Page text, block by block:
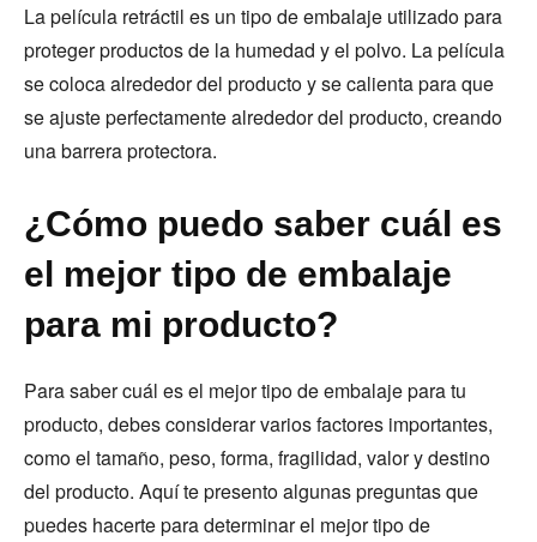
La película retráctil es un tipo de embalaje utilizado para
proteger productos de la humedad y el polvo. La película
se coloca alrededor del producto y se calienta para que
se ajuste perfectamente alrededor del producto, creando
una barrera protectora.
¿Cómo puedo saber cuál es
el mejor tipo de embalaje
para mi producto?
Para saber cuál es el mejor tipo de embalaje para tu
producto, debes considerar varios factores importantes,
como el tamaño, peso, forma, fragilidad, valor y destino
del producto. Aquí te presento algunas preguntas que
puedes hacerte para determinar el mejor tipo de